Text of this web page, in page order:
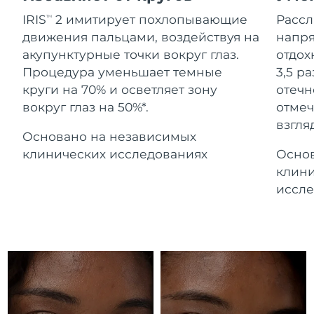
IRISTM
2 имитирует похлопывающие
движения пальцами, воздействуя на
акупунктурные точки вокруг глаз.
Процедура уменьшает темные
круги на 70% и осветляет зону
вокруг глаз на 50%*.
Основано на независимых
клинических исследованиях
3,5
For healthy hair
Косметика Для мужчин
Купить
Гибралтар
8/14/26
Греция
Ожидаемая дата доставки
8/10/26
Гонконг (САР)
Ожидаемая дата доставки
8/11/26
Венгрия
Ожидаемая дата доставки
8/10/26
Ожидаемая дата доставки
8/11/26
Ирландия
Ожидаемая дата доставки
о-в Мэн
Ожидаемая дата доставки